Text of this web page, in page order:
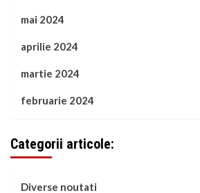
mai 2024
aprilie 2024
martie 2024
februarie 2024
Categorii articole:
Diverse noutati